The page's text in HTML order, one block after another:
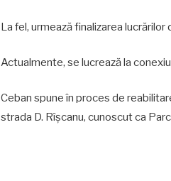
La fel, urmează finalizarea
Actualmente, se lucrează la
Ceban spune în proces de
strada D. Rîșcanu, cunoscut ca